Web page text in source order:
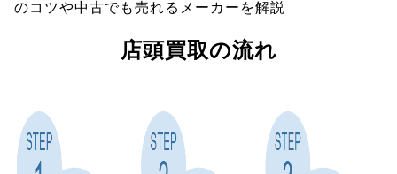
のコツや中古でも売れるメーカーを解説
店頭買取の流れ